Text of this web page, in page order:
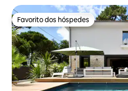
Favorito dos hóspedes
Favorito dos hóspedes